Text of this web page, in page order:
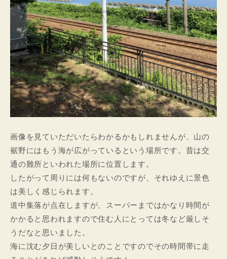
画像を見ていただいたらわかるかもしれませんが、山の
裾野にはもう海が広がっているという場所です。昔は交
通の難所といわれた場所に位置します。
したがって周りには何もないのですが、それゆえに景色
は美しく感じられます。
道中集落が点在しますが、スーパーまではかなり時間が
かかると思われますので住む人にとっては冬など厳しそ
うだなと思いました。
海に沈む夕日が美しいとのことですのでその時間帯に走